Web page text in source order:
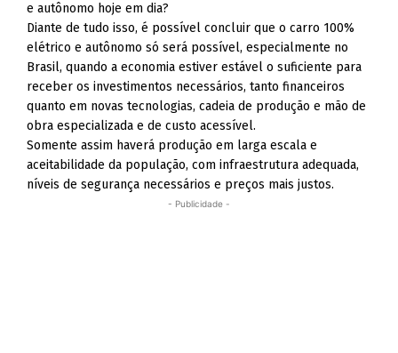
e autônomo hoje em dia?
Diante de tudo isso, é possível concluir que o carro 100%
elétrico e autônomo só será possível, especialmente no
Brasil, quando a economia estiver estável o suficiente para
receber os investimentos necessários, tanto financeiros
quanto em novas tecnologias, cadeia de produção e mão de
obra especializada e de custo acessível.
Somente assim haverá produção em larga escala e
aceitabilidade da população, com infraestrutura adequada,
níveis de segurança necessários e preços mais justos.
- Publicidade -